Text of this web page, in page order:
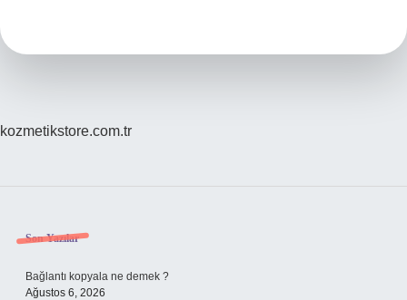
kozmetikstore.com.tr
Sidebar
Son Yazılar
Bağlantı kopyala ne demek ?
Ağustos 6, 2026